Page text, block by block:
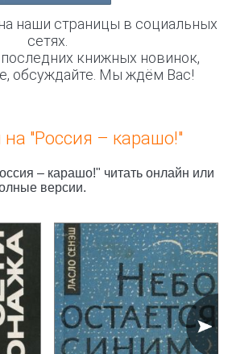
наши страницы в социальных
сетях.
книжных новинок,
обсуждайте. Мы ждём Вас!
"Россия – карашо!"
– карашо!" читать онлайн или
версии.